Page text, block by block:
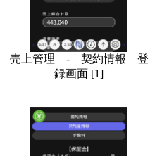
売上管理 - 契約情報 登
録画面 [1]